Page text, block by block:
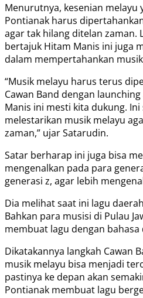
Menurutnya, kesenian melayu
Pontianak harus
agar tak hilang ditelan zaman.
bertajuk Hitam Manis ini juga
dalam mempertahankan
“Musik melayu harus terus
Cawan Band dengan
Manis ini mesti kita dukung.
melestarikan musik melayu
zaman,” ujar Satarudin.
Satar berharap ini juga bisa
mengenalkan pada para
generasi z, agar lebih
Dia melihat saat ini lagu
Bahkan para musisi di Pulau
membuat lagu dengan bahasa
Dikatakannya langkah Cawan
musik melayu bisa menjadi
pastinya ke depan akan
Pontianak membuat lagu